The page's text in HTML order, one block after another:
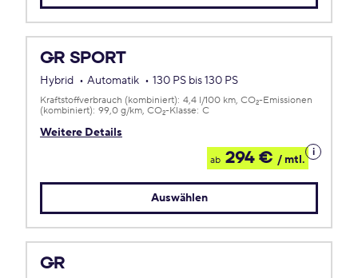
GR SPORT
Hybrid Automatik 130 PS bis 130 PS
Weitere Details
Kraftstoffverbrauch (kombiniert): 4,4 l/100 km CO2-Emissionen
(kombiniert): 99,0 g/km CO2-Klasse: C
ab 294 € / mtl.
Details
zum
Auswählen
GR